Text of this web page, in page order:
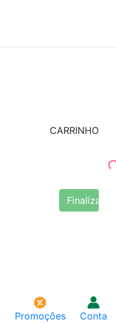
CARRINHO
Finalizar
Promoções
Conta